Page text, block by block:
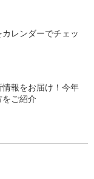
レンダーでチェッ
報をお届け！今年
ご紹介